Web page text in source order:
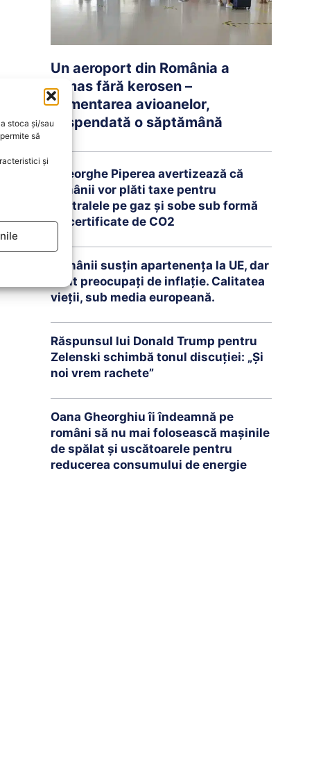
stoca și/sau
să
și
Un aeroport din România a
rămas fără kerosen –
Alimentarea avioanelor,
suspendată o săptămână
Gheorghe Piperea avertizează că
românii vor plăti taxe pentru
centralele pe gaz și sobe sub formă
de certificate de CO2
Românii susțin apartenența la UE, dar
sunt preocupați de inflație. Calitatea
vieții, sub media europeană.
Răspunsul lui Donald Trump pentru
Zelenski schimbă tonul discuției: „Și
noi vrem rachete”
Oana Gheorghiu îi îndeamnă pe
români să nu mai folosească mașinile
de spălat și uscătoarele pentru
reducerea consumului de energie